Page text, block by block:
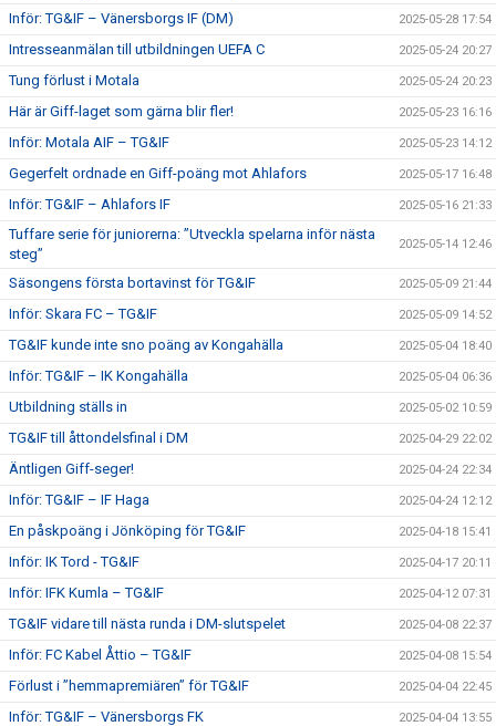
Inför: TG&IF – Vänersborgs IF (DM) 2025-05-28 17:54
Intresseanmälan till utbildningen UEFA C 2025-05-24 20:27
Tung förlust i Motala 2025-05-24 20:23
Här är Giff-laget som gärna blir fler! 2025-05-23 16:16
Inför: Motala AIF – TG&IF 2025-05-23 14:12
Gegerfelt ordnade en Giff-poäng mot Ahlafors 2025-05-17 16:48
Inför: TG&IF – Ahlafors IF 2025-05-16 21:33
Tuffare serie för juniorerna: ”Utveckla spelarna inför nästa
steg”
2025-05-14 12:46
Säsongens första bortavinst för TG&IF 2025-05-09 21:44
Inför: Skara FC – TG&IF 2025-05-09 14:52
TG&IF kunde inte sno poäng av Kongahälla 2025-05-04 18:40
Inför: TG&IF – IK Kongahälla 2025-05-04 06:36
Utbildning ställs in 2025-05-02 10:59
TG&IF till åttondelsfinal i DM 2025-04-29 22:02
Äntligen Giff-seger! 2025-04-24 22:34
Inför: TG&IF – IF Haga 2025-04-24 12:12
En påskpoäng i Jönköping för TG&IF 2025-04-18 15:41
Inför: IK Tord - TG&IF 2025-04-17 20:11
Inför: IFK Kumla – TG&IF 2025-04-12 07:31
TG&IF vidare till nästa runda i DM-slutspelet 2025-04-08 22:37
Inför: FC Kabel Åttio – TG&IF 2025-04-08 15:54
Förlust i ”hemmapremiären” för TG&IF 2025-04-04 22:45
Inför: TG&IF – Vänersborgs FK 2025-04-04 13:55